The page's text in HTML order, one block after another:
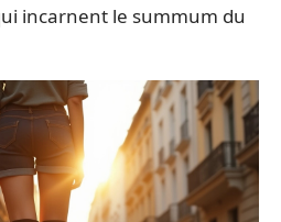
incarnent le summum du